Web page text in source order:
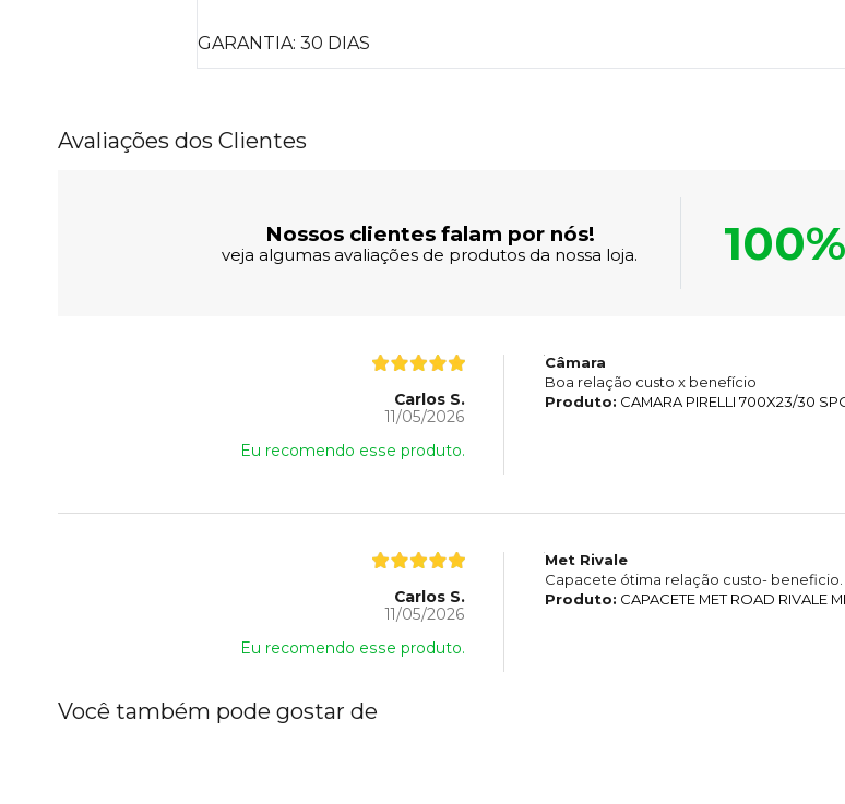
GARANTIA: 30 DIAS
Avaliações dos Clientes
Nossos clientes falam por nós!
veja algumas avaliações de produtos da nossa loja. 100%
Carlos S.
11/05/2026
Eu recomendo esse produto.
Câmara
Boa relação custo x benefício
Produto: CAMARA PIRELLI 700X23/30
Carlos S.
11/05/2026
Eu recomendo esse produto.
Met Rivale
Capacete ótima relação custo-
Produto: CAPACETE MET ROAD RIVALE
Você também pode gostar de